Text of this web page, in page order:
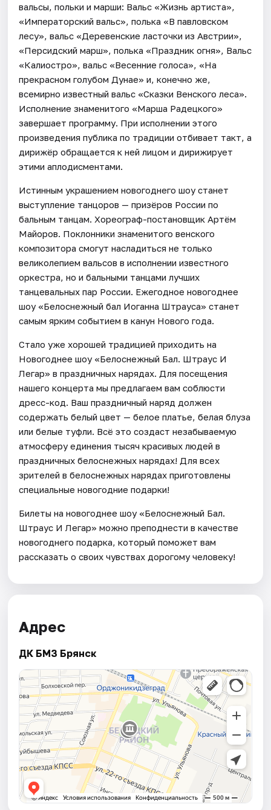
вальсы, польки и марши: Вальс «Жизнь артиста»,
«Императорский вальс», полька «В павловском
лесу», вальс «Деревенские ласточки из Австрии»,
«Персидский марш», полька «Праздник огня», Вальс
«Калиостро», вальс «Весенние голоса», «На
прекрасном голубом Дунае» и, конечно же,
всемирно известный вальс «Сказки Венского леса».
Исполнение знаменитого «Марша Радецкого»
завершает программу. При исполнении этого
произведения публика по традиции отбивает такт, а
дирижёр обращается к ней лицом и дирижирует
этими аплодисментами.
Истинным украшением новогоднего шоу станет
выступление танцоров — призёров России по
бальным танцам. Хореограф-постановщик Артём
Майоров. Поклонники знаменитого венского
композитора смогут насладиться не только
великолепием вальсов в исполнении известного
оркестра, но и бальными танцами лучших
танцевальных пар России. Ежегодное новогоднее
шоу «Белоснежный бал Иоганна Штрауса» станет
самым ярким событием в канун Нового года.
Стало уже хорошей традицией приходить на
Новогоднее шоу «Белоснежный Бал. Штраус И
Легар» в праздничных нарядах. Для посещения
нашего концерта мы предлагаем вам соблюсти
дресс-код. Ваш праздничный наряд должен
содержать белый цвет — белое платье, белая блуза
или белые туфли. Всё это создаст незабываемую
атмосферу единения тысяч красивых людей в
праздничных белоснежных нарядах! Для всех
зрителей в белоснежных нарядах приготовлены
специальные новогодние подарки!
Билеты на новогоднее шоу «Белоснежный Бал.
Штраус И Легар» можно преподнести в качестве
новогоднего подарка, который поможет вам
рассказать о своих чувствах дорогому человеку!
Адрес
ДК БМЗ Брянск